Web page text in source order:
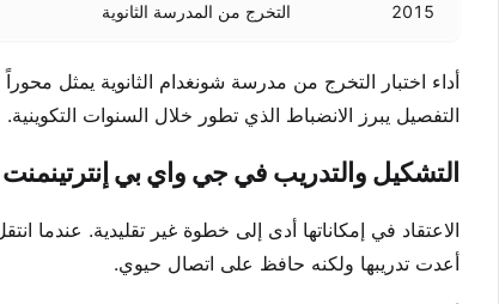
2015 التخرج من المدرسة الثانوية
أداء اختبار التخرج من مدرسة شونغدام الثانوية يمثل
التفصيل يبرز الانضباط الذي تطور خلال السنوات التكوينية.
التشكيل والتدريب في جي واي بي إنترتينمنت
الاعتقاد في إمكاناتها أدى إلى خطوة غير تقليدية.
أعدت تدريبها ولكنه حافظ على اتصال حيوي.